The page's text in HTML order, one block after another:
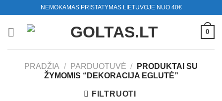
content
NEMOKAMAS PRISTATYMAS LIETUVOJE NUO 40€
0
PRADŽIA / PARDUOTUVĖ /
PRODUKTAI SU
ŽYMOMIS “DEKORACIJA EGLUTĖ”
FILTRUOTI